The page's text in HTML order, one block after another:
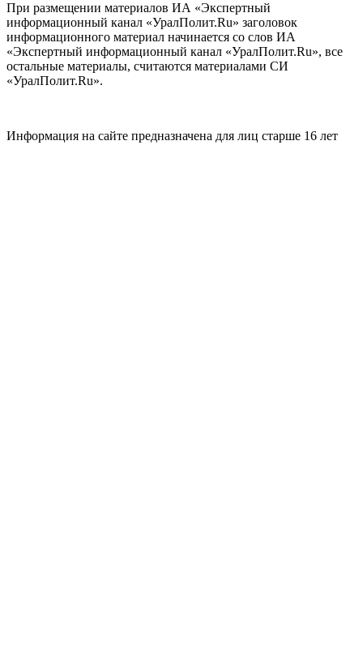
При размещении материалов ИА «Экспертный
информационный канал «УралПолит.Ru» заголовок
информационного материал начинается со слов ИА
«Экспертный информационный канал «УралПолит.Ru», все
остальные материалы, считаются материалами СИ
«УралПолит.Ru».
Информация на сайте предназначена для лиц старше 16 лет